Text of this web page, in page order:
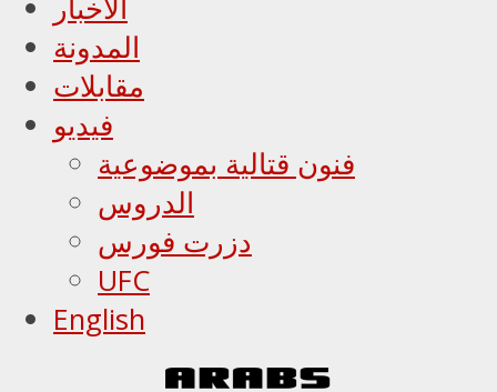
الأخبار
المدونة
مقابلات
فيديو
فنون قتالية بموضوعية
الدروس
دزرت فورس
UFC
English